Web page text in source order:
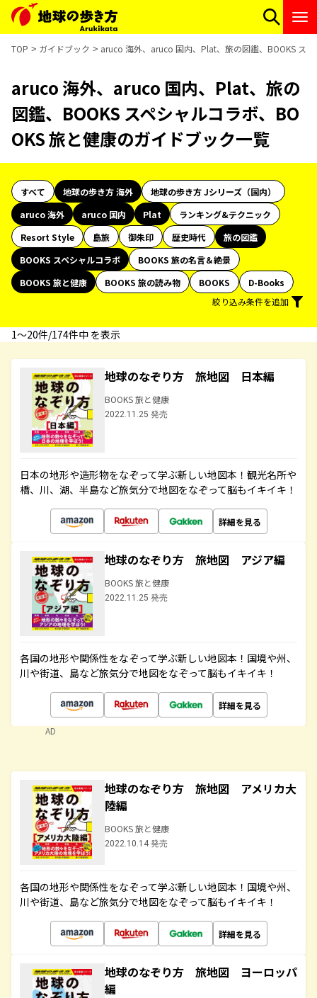
TOP ガイドブック aruco 海外、aruco 国内、Plat、旅の図鑑、BOOKS ス
aruco 海外、aruco 国内、Plat、旅の
図鑑、BOOKS スペシャルコラボ、BO
OKS 旅と健康のガイドブック一覧
すべて 地球の歩き方 海外
地球の歩き方 Jシリーズ（国内）
aruco 海外
aruco 国内 Plat
ランキング&テクニック
Resort Style
島旅 御朱印 歴史時代
旅の図鑑
BOOKS スペシャルコラボ
BOOKS 旅の名言＆絶景
BOOKS 旅と健康
BOOKS 旅の読み物 BOOKS
D-Books
絞り込み条件を追加
1〜20件/174件中 を表示
地球のなぞり方 旅地図 日本編
BOOKS 旅と健康
2022.11.25 発売
日本の地形や造形物をなぞって学ぶ新しい地図本！観光名所や
橋、川、湖、半島など旅気分で地図をなぞって脳もイキイキ！
詳細を見る
地球のなぞり方 旅地図 アジア編
BOOKS 旅と健康
2022.11.25 発売
各国の地形や関係性をなぞって学ぶ新しい地図本！国境や州、
川や街道、島など旅気分で地図をなぞって脳もイキイキ！
詳細を見る
AD
地球のなぞり方 旅地図 アメリカ大
陸編
BOOKS 旅と健康
2022.10.14 発売
各国の地形や関係性をなぞって学ぶ新しい地図本！国境や州、
川や街道、島など旅気分で地図をなぞって脳もイキイキ！
詳細を見る
地球のなぞり方 旅地図 ヨーロッパ
編